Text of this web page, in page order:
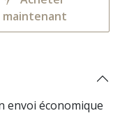
maintenant
envoi économique